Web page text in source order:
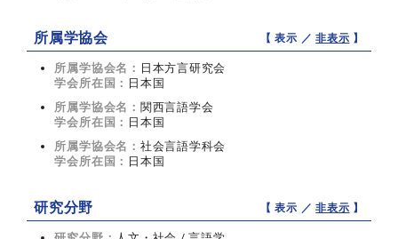
所属学協会 【 表示 ／非表示 】
所属学協会名： 日本方言研究会
学会所在国： 日本国
所属学協会名： 関西言語学会
学会所在国： 日本国
所属学協会名： 社会言語学科会
学会所在国： 日本国
研究分野 【 表示 ／非表示 】